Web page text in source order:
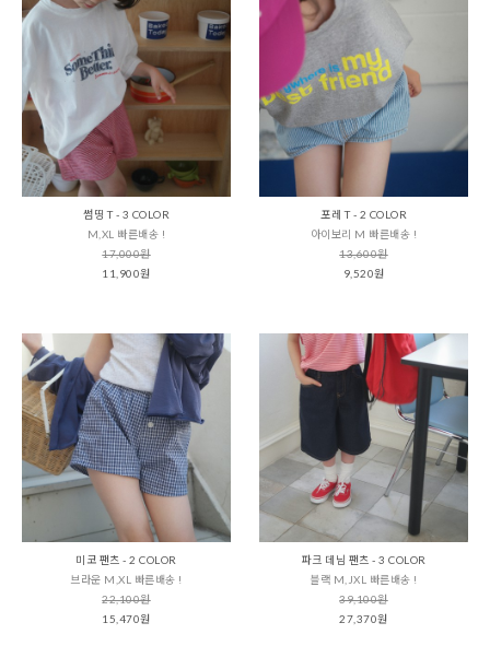
썸띵 T - 3 COLOR
M,XL 빠른배송 !
17,000원
11,900원
포레 T - 2 COLOR
아이보리 M 빠른배송 !
13,600원
9,520원
미코 팬츠 - 2 COLOR
브라운 M,XL 빠른배송 !
22,100원
15,470원
파크 데님 팬츠 - 3 COLOR
블랙 M,JXL 빠른배송 !
39,100원
27,370원